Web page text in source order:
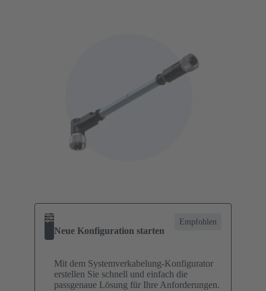
Neue Konfiguration starten
Empfohlen
Mit dem Systemverkabelung-Konfigurator
erstellen Sie schnell und einfach die
passgenaue Lösung für Ihre Anforderungen.